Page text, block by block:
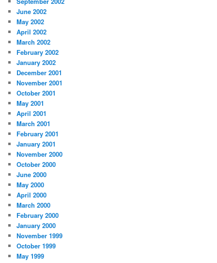
June 2002
May 2002
April 2002
March 2002
February 2002
January 2002
December 2001
November 2001
October 2001
May 2001
April 2001
March 2001
February 2001
January 2001
November 2000
October 2000
June 2000
May 2000
April 2000
March 2000
February 2000
January 2000
November 1999
October 1999
May 1999